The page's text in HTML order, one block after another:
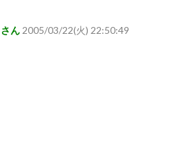
ん 2005/03/22(火) 22:50:49